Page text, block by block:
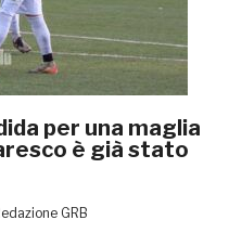
per una maglia
è già stato
GRB